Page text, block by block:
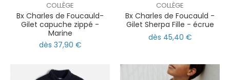
COLLÈGE
Bx Charles de Foucauld-
Gilet capuche zippé -
Marine
dès 37,90 €
COLLÈGE
Bx Charles de Foucauld -
Gilet Sherpa Fille - écrue
dès 45,40 €